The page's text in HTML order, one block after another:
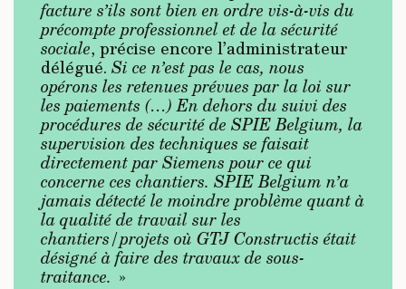
facture s’ils sont bien en ordre vis-à-vis du
précompte professionnel et de la sécurité
sociale, précise encore l’administrateur
délégué. Si ce n’est pas le cas, nous
opérons les retenues prévues par la loi sur
les paiements (…) En dehors du suivi des
procédures de sécurité de SPIE Belgium, la
supervision des techniques se faisait
directement par Siemens pour ce qui
concerne ces chantiers. SPIE Belgium n’a
jamais détecté le moindre problème quant à
la qualité de travail sur les
chantiers/projets où GTJ Constructis était
désigné à faire des travaux de sous-
traitance. »